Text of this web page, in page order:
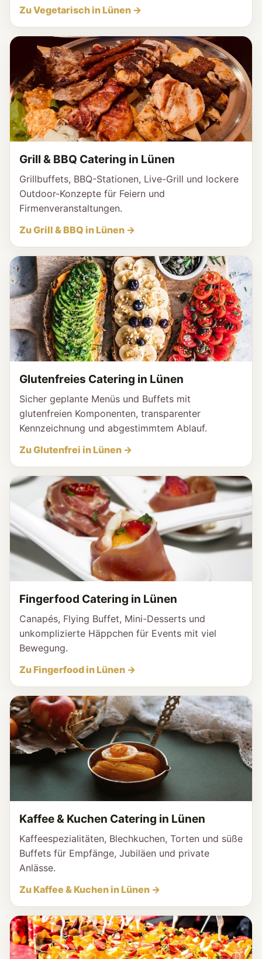
Zu Vegetarisch in Lünen →
Grill & BBQ Catering in Lünen
Grillbuffets, BBQ-Stationen, Live-Grill und lockere
Outdoor-Konzepte für Feiern und
Firmenveranstaltungen.
Zu Grill & BBQ in Lünen →
Glutenfreies Catering in Lünen
Sicher geplante Menüs und Buffets mit
glutenfreien Komponenten, transparenter
Kennzeichnung und abgestimmtem Ablauf.
Zu Glutenfrei in Lünen →
Fingerfood Catering in Lünen
Canapés, Flying Buffet, Mini-Desserts und
unkomplizierte Häppchen für Events mit viel
Bewegung.
Zu Fingerfood in Lünen →
Kaffee & Kuchen Catering in Lünen
Kaffeespezialitäten, Blechkuchen, Torten und süße
Buffets für Empfänge, Jubiläen und private
Anlässe.
Zu Kaffee & Kuchen in Lünen →